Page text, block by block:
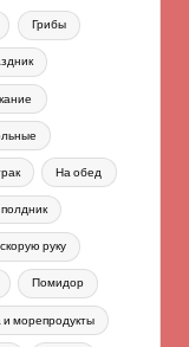
Грибы
На обед
руку
Помидор
морепродукты